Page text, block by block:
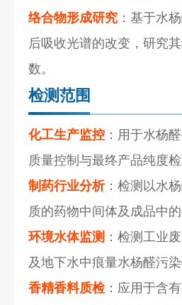
络合物形成研究 ：基于水
后吸收光谱的改变，研究
数。
检测范围
化工生产监控 ：用于水杨
质量控制与最终产品纯度检
制药行业分析：检测以水
质的药物中间体及成品中的
环境水体监测 ：检测工业
及地下水中痕量水杨醛污染
香精香料质检：应用于含